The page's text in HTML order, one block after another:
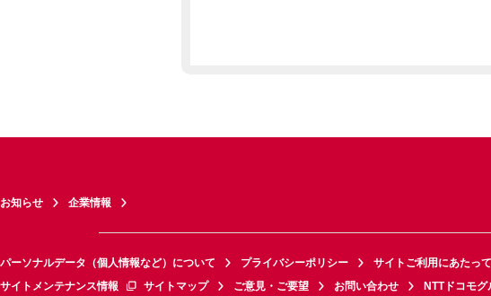
お知らせ 企業情報
パーソナルデータ（個人情報など）について プライバシーポリシー サイトご利用にあたって
サイトメンテナンス情報
サイトマップ ご意見・ご要望 お問い合わせ NTTドコモグ